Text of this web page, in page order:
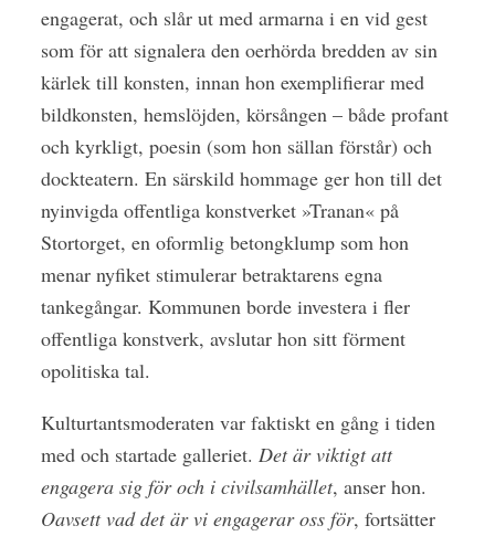
engagerat, och slår ut med armarna i en vid gest
som för att signalera den oerhörda bredden av sin
kärlek till konsten, innan hon exemplifierar med
bildkonsten, hemslöjden, körsången – både profant
och kyrkligt, poesin (som hon sällan förstår) och
dockteatern. En särskild hommage ger hon till det
nyinvigda offentliga konstverket »Tranan« på
Stortorget, en oformlig betongklump som hon
menar nyfiket stimulerar betraktarens egna
tankegångar. Kommunen borde investera i fler
offentliga konstverk, avslutar hon sitt förment
opolitiska tal.
Kulturtantsmoderaten var faktiskt en gång i tiden
med och startade galleriet. Det är viktigt att
engagera sig för och i civilsamhället, anser hon.
Oavsett vad det är vi engagerar oss för, fortsätter